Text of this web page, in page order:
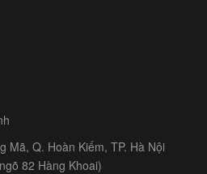
Mã, Q. Hoàn Kiếm, TP. Hà Nội
82 Hàng Khoai)